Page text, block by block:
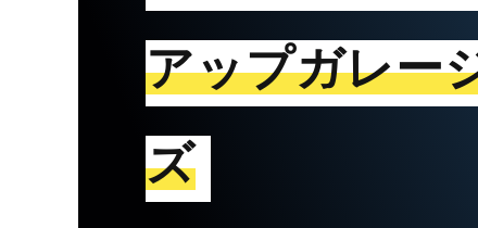
アップガレー
ズ